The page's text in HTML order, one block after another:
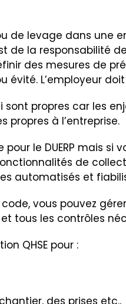
de levage dans
de la responsabilité
des mesures
évité. L’employeur
sont propres car les
propres à l’entreprise.
le DUERP mais si
de
et
vous pouvez
tous les contrôles
QHSE pour :
des prises etc.,